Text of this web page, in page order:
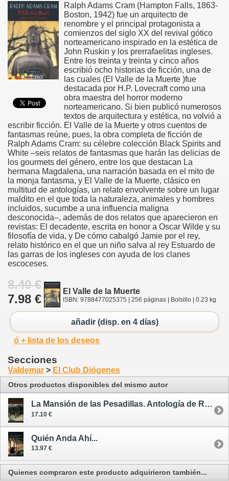
Ralph Adams Cram (Hampton Falls, 1863-
Boston, 1942) fue un arquitecto de
renombre y el principal protagonista a
comienzos del siglo XX del revival gótico
norteamericano inspirado en la estética de
John Ruskin y los prerrafaelitas ingleses.
Entre los treinta y treinta y cinco años
escribió ocho historias de ficción, una de
las cuales (El Valle de la Muerte )fue
destacada por H.P. Lovecraft como una
obra maestra del horror moderno
norteamericano. Si bien publicó numerosos
textos de arquitectura y estética, no volvió a
escribir ficción. El Valle de la Muerte y otros cuentos de
fantasmas reúne, pues, la obra completa de ficción de
Ralph Adams Cram: su célebre colección Black Spirits and
White –seis relatos de fantasmas que harán las delicias de
los gourmets del género, entre los que destacan La
hermana Magdalena, una narración basada en el mito de
la monja fantasma, y El Valle de la Muerte, clásico en
multitud de antologías, un relato envolvente sobre un lugar
maldito en el que toda la naturaleza, animales y hombres
incluidos, sucumbe a una influencia maligna
desconocida–, además de dos relatos que aparecieron en
revistas: El decadente, escrita en honor a Oscar Wilde y su
filosofía de vida, y De cómo cabalgó Jamie por el rey,
relato histórico en el que un niño salva al rey Estuardo de
las garras de los ingleses con ayuda de los clanes
escoceses.
8.40 €
7.98 €
El Valle de la Muerte
ISBN: 9788477025375 | 256 páginas | Bolsillo | 0.23 kg
añadir (disp. en 4 días)
ó + lista de los deseos
Secciones
Valdemar > El Club Diógenes
Otros productos disponibles del mismo autor
La Mansión de las Pesadillas. Antología de Relatos sobre Casas Encantadas
17.10 €
Quién Anda Ahí...
13.97 €
Quienes compraron este producto adquirieron también...